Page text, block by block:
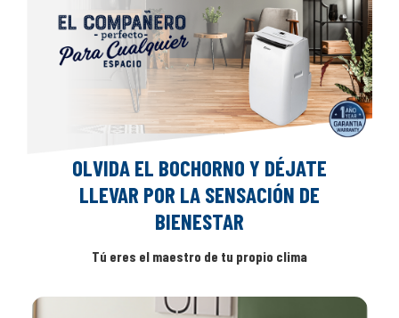
OLVIDA EL BOCHORNO Y DÉJATE
LLEVAR POR LA SENSACIÓN DE
BIENESTAR
Tú eres el maestro de tu propio clima